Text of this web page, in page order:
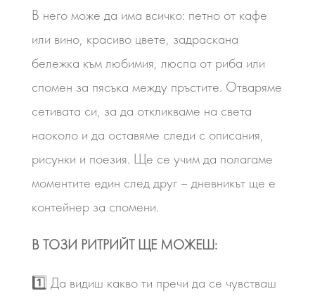
В него може да има всичко: петно от кафе
или вино, красиво цвете, задраскана
бележка към любимия, люспа от риба или
спомен за пясъка между пръстите. Отваряме
сетивата си, за да откликваме на света
наоколо и да оставяме следи с описания,
рисунки и поезия. Ще се учим да полагаме
моментите един след друг – дневникът ще е
контейнер за спомени.
В ТОЗИ РИТРИЙТ ЩЕ МОЖЕШ:
1️⃣ Да видиш какво ти пречи да се чувстваш